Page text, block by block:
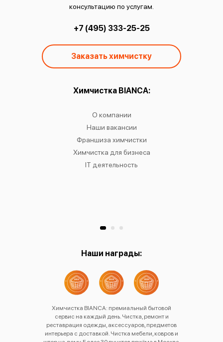
консультацию по услугам.
+7 (495) 333-25-25
Заказать химчистку
Химчистка BIANCA:
О компании
Наши вакансии
Франшиза химчистки
Химчистка для бизнеса
IT деятельность
Наши награды:
Химчистка BIANCA: премиальный бытовой
сервис на каждый день. Чистка, ремонт и
реставрация одежды, аксессуаров, предметов
интерьера с доставкой. Чистка мебели, ковров и